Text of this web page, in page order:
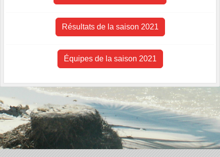
Résultats de la saison 2021
Équipes de la saison 2021